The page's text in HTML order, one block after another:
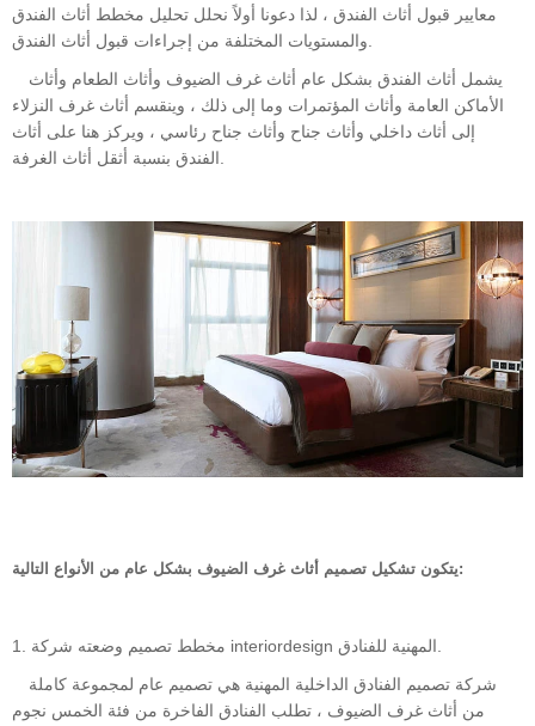
معايير قبول أثاث الفندق ، لذا دعونا أولاً نحلل تحليل مخطط أثاث الفندق
الأماكن العامة وأثاث المؤتمرات وما إلى ذلك ، وينقسم أثاث غرف النزلاء
إلى أثاث داخلي وأثاث جناح وأثاث جناح رئاسي ، ويركز هنا على أثاث
يتكون تشكيل تصميم أثاث غرف الضيوف بشكل عام من الأنواع التالية:
من أثاث غرف الضيوف ، تطلب الفنادق الفاخرة من فئة الخمس نجوم